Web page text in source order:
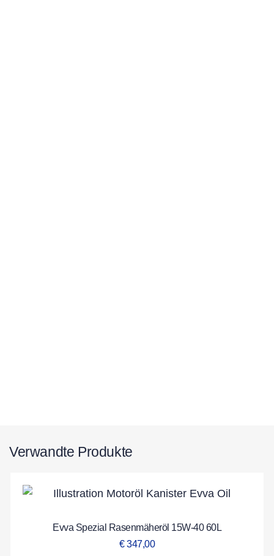
Verwandte Produkte
Evva Spezial Rasenmäheröl 15W-40 60L
€347,00